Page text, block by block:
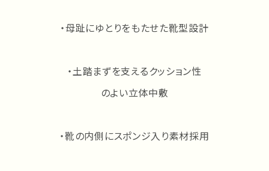
・母趾にゆとりをもたせた靴型設計
・土踏まずを支えるクッション性
のよい立体中敷
・靴の内側にスポンジ入り素材採用